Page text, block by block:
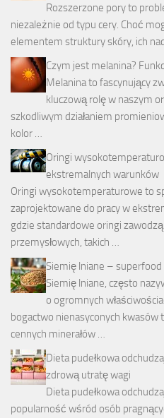
Rozszerzone pory to
niezależnie od typu cery. Choć
elementem struktury skóry, ich
Czym jest melanina?
Melanina to fascynujący
kluczową rolę w naszym
szkodliwym działaniem
kolor …
Oringi
ekstremalnych warunków
Oringi wysokotemperaturowe to
zaprojektowane do pracy w
gdzie standardowe oringi
przemysłowych, takich …
Siemię lniane – superfood
Siemię lniane, często
o ogromnych
bogactwo nienasyconych kwasów
cennych minerałów …
Dieta pudełkowa
zdrową utratę wagi
Dieta pudełkowa
popularność wśród osób